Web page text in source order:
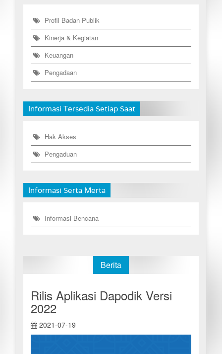
Profil Badan Publik
Kinerja & Kegiatan
Keuangan
Pengadaan
Informasi Tersedia Setiap Saat
Hak Akses
Pengaduan
Informasi Serta Merta
Informasi Bencana
Berita
Rilis Aplikasi Dapodik Versi
2022
2021-07-19